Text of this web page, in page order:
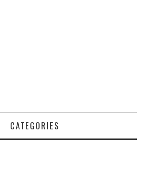
CATEGORIES